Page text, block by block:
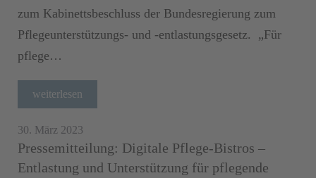
zum Kabinettsbeschluss der Bundesregierung zum
Pflegeunterstützungs- und -entlastungsgesetz. „Für
pflege…
weiterlesen
30. März 2023
Pressemitteilung: Digitale Pflege-Bistros –
Entlastung und Unterstützung für pflegende